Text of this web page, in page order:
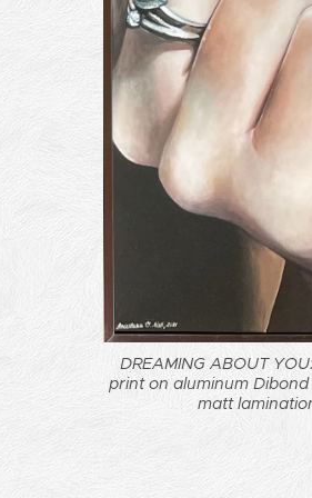
DREAMING ABOUT
print on aluminum
matt